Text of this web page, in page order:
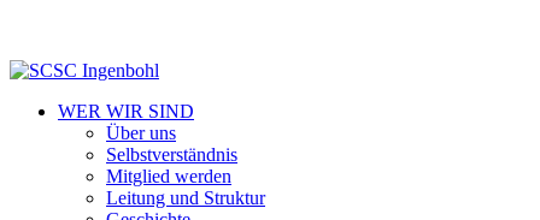
WER WIR SIND
Über uns
Selbstverständnis
Mitglied werden
Leitung und Struktur